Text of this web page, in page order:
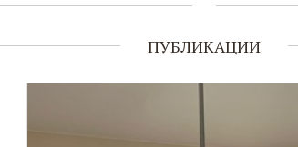
ПУБЛИКАЦИИ